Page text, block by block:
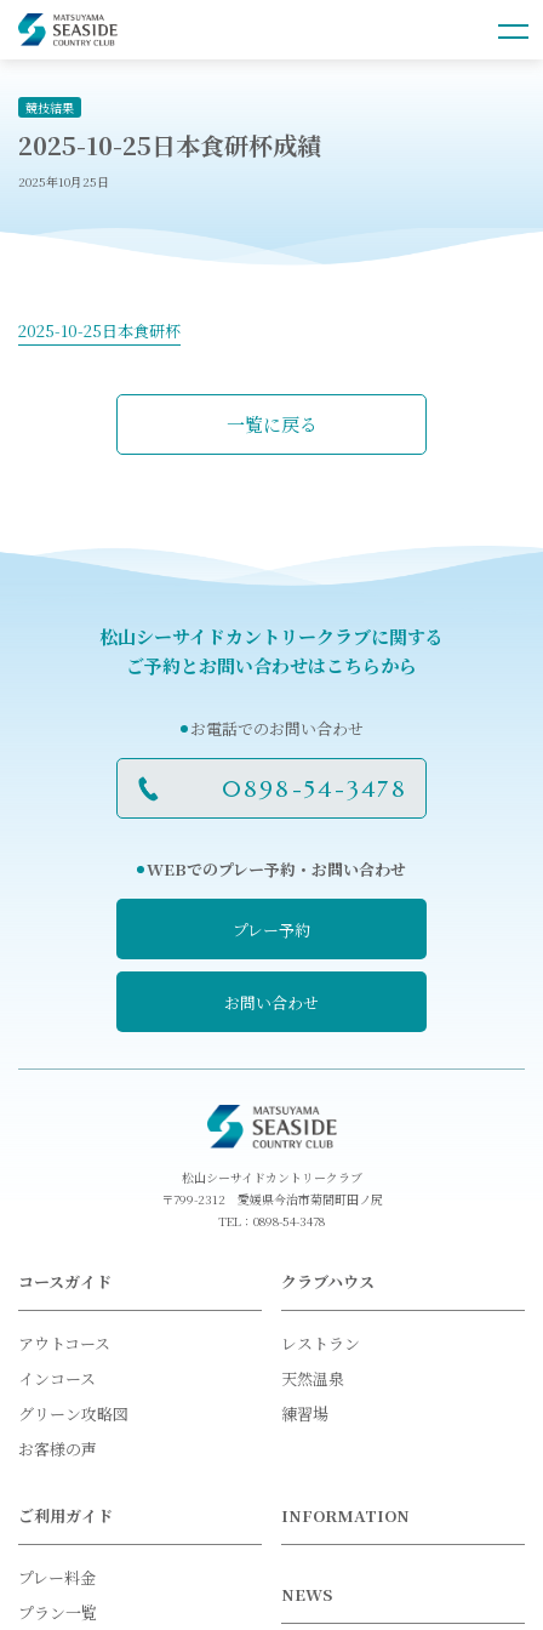
競技結果
2025-10-25日本食研杯成績
2025年10月25日
2025-10-25日本食研杯
一覧に戻る
松山シーサイドカントリークラブに関する
ご予約とお問い合わせはこちらから
お電話でのお問い合わせ
0898-54-3478
WEBでのプレー予約・お問い合わせ
プレー予約
お問い合わせ
松山シーサイドカントリークラブ
〒799-2312 愛媛県今治市菊間町田ノ尻
TEL： 0898-54-3478
コースガイド
アウトコース
インコース
グリーン攻略図
お客様の声
クラブハウス
レストラン
天然温泉
練習場
ご利用ガイド
プレー料金
プラン一覧
INFORMATION
NEWS